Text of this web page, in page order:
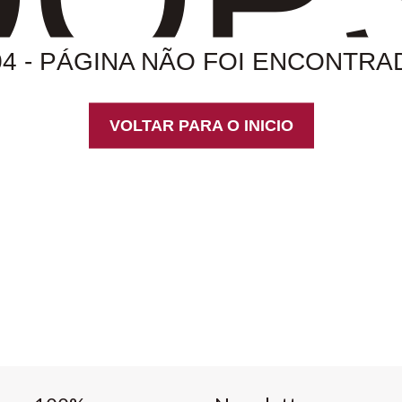
- PÁGINA NÃO FOI
VOLTAR PARA O INICIO